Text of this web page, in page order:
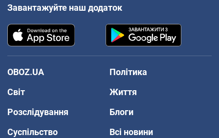
Завантажуйте наш додаток
OBOZ.UA
Політика
Світ
Життя
Розслідування
Блоги
Суспільство
Всі новини